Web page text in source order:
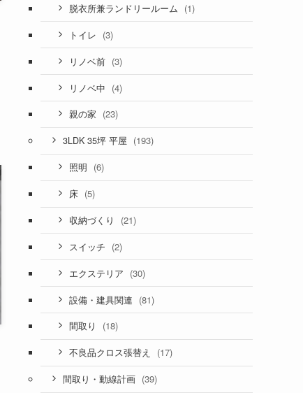
脱衣所兼ランドリールーム (1)
トイレ (3)
リノベ前 (3)
リノベ中 (4)
親の家 (23)
3LDK 35坪 平屋 (193)
照明 (6)
床 (5)
収納づくり (21)
スイッチ (2)
エクステリア (30)
設備・建具関連 (81)
間取り (18)
不良品クロス張替え (17)
間取り・動線計画 (39)